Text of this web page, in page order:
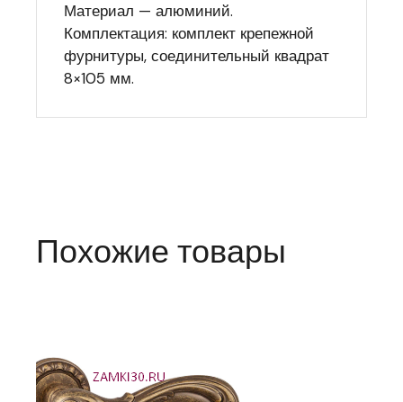
Материал — алюминий.
Комплектация: комплект крепежной
фурнитуры, соединительный квадрат
8×105 мм.
Похожие товары